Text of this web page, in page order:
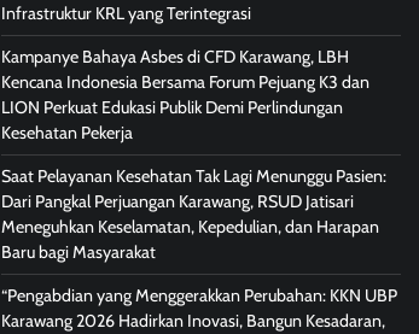
Infrastruktur KRL yang Terintegrasi
Kampanye Bahaya Asbes di CFD Karawang, LBH
Kencana Indonesia Bersama Forum Pejuang K3 dan
LION Perkuat Edukasi Publik Demi Perlindungan
Kesehatan Pekerja
Saat Pelayanan Kesehatan Tak Lagi Menunggu Pasien:
Dari Pangkal Perjuangan Karawang, RSUD Jatisari
Meneguhkan Keselamatan, Kepedulian, dan Harapan
Baru bagi Masyarakat
“Pengabdian yang Menggerakkan Perubahan: KKN UBP
Karawang 2026 Hadirkan Inovasi, Bangun Kesadaran,